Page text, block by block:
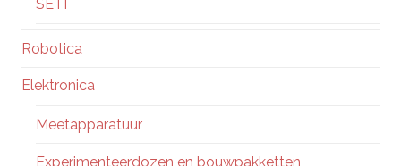
SETI
Robotica
Elektronica
Meetapparatuur
Experimenteerdozen en bouwpakketten